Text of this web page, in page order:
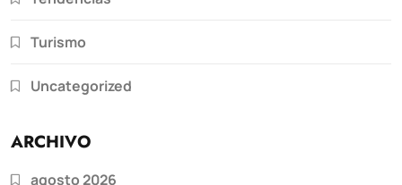
Turismo
Uncategorized
ARCHIVO
agosto 2026